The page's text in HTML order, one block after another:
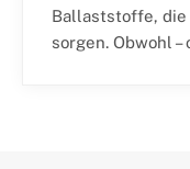
Ballaststoffe,
sorgen. Obwohl